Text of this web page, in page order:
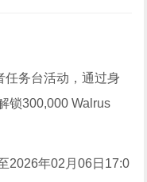
任务台活动，通过身
锁300,000 Walrus
2026年02月06日17:0